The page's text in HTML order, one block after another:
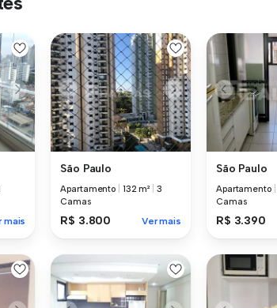
mais
São Paulo
Apartamento 132 m²
3
Camas
R$ 3.800 Ver mais
São Paulo
Apartamento
Camas
R$ 3.390